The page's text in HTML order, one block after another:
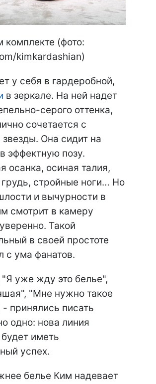
комплекте (фото:
kimkardashian)
у себя в гардеробной,
в зеркале. На ней надет
серого оттенка,
сочетается с
звезды. Она сидит на
эффектную позу.
осанка, осиная талия,
грудь, стройные ноги… Но
и вычурности в
смотрит в камеру
Такой
в своей простоте
с ума фанатов.
"Я уже жду это белье",
"Мне нужно такое
принялись писать
одно: нова линия
иметь
успех.
белье Ким надевает